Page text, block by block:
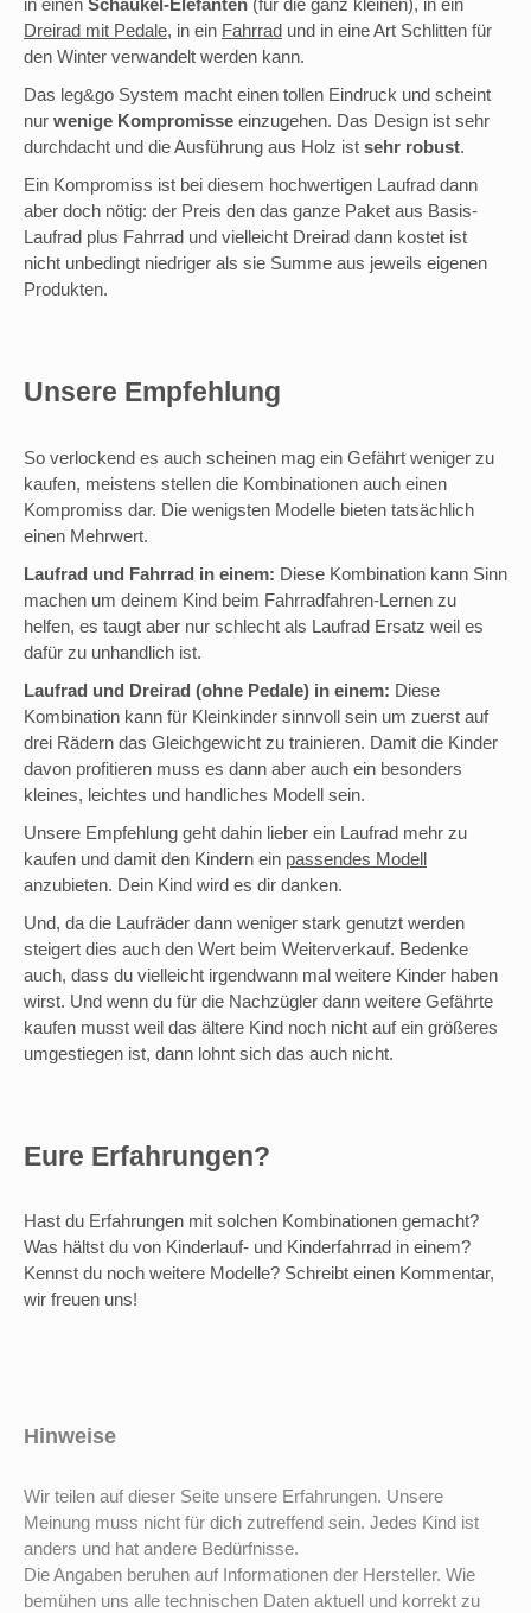
in einen Schaukel-Elefanten (für die ganz kleinen), in ein
Dreirad mit Pedale, in ein Fahrrad und in eine Art Schlitten für
den Winter verwandelt werden kann.
Das leg&go System macht einen tollen Eindruck und scheint
nur wenige Kompromisse einzugehen. Das Design ist sehr
durchdacht und die Ausführung aus Holz ist sehr robust.
Ein Kompromiss ist bei diesem hochwertigen Laufrad dann
aber doch nötig: der Preis den das ganze Paket aus Basis-
Laufrad plus Fahrrad und vielleicht Dreirad dann kostet ist
nicht unbedingt niedriger als sie Summe aus jeweils eigenen
Produkten.
Unsere Empfehlung
So verlockend es auch scheinen mag ein Gefährt weniger zu
kaufen, meistens stellen die Kombinationen auch einen
Kompromiss dar. Die wenigsten Modelle bieten tatsächlich
einen Mehrwert.
Laufrad und Fahrrad in einem: Diese Kombination kann Sinn
machen um deinem Kind beim Fahrradfahren-Lernen zu
helfen, es taugt aber nur schlecht als Laufrad Ersatz weil es
dafür zu unhandlich ist.
Laufrad und Dreirad (ohne Pedale) in einem: Diese
Kombination kann für Kleinkinder sinnvoll sein um zuerst auf
drei Rädern das Gleichgewicht zu trainieren. Damit die Kinder
davon profitieren muss es dann aber auch ein besonders
kleines, leichtes und handliches Modell sein.
Unsere Empfehlung geht dahin lieber ein Laufrad mehr zu
kaufen und damit den Kindern ein passendes Modell
anzubieten. Dein Kind wird es dir danken.
Und, da die Laufräder dann weniger stark genutzt werden
steigert dies auch den Wert beim Weiterverkauf. Bedenke
auch, dass du vielleicht irgendwann mal weitere Kinder haben
wirst. Und wenn du für die Nachzügler dann weitere Gefährte
kaufen musst weil das ältere Kind noch nicht auf ein größeres
umgestiegen ist, dann lohnt sich das auch nicht.
Eure Erfahrungen?
Hast du Erfahrungen mit solchen Kombinationen gemacht?
Was hältst du von Kinderlauf- und Kinderfahrrad in einem?
Kennst du noch weitere Modelle? Schreibt einen Kommentar,
wir freuen uns!
Hinweise
Wir teilen auf dieser Seite unsere Erfahrungen. Unsere
Meinung muss nicht für dich zutreffend sein. Jedes Kind ist
anders und hat andere Bedürfnisse.
Die Angaben beruhen auf Informationen der Hersteller. Wie
bemühen uns alle technischen Daten aktuell und korrekt zu